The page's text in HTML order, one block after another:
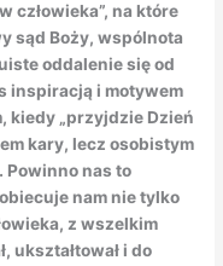
człowieka”, na które
sąd Boży, wspólnota
oddalenie się od
inspiracją i motywem
kiedy „przyjdzie Dzień
kary, lecz osobistym
Powinno nas to
nam nie tylko
z wszelkim
ukształtował i do